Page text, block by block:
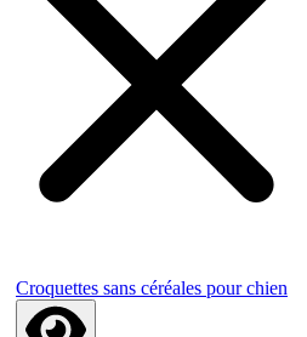
Croquettes sans céréales pour chien